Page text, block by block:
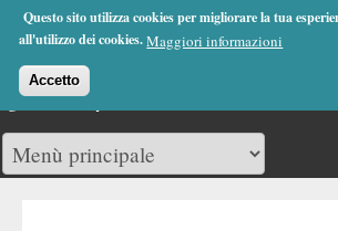
Questo sito utilizza cookies per migliorare la tua
all'utilizzo dei cookies.Maggiori informazioni
Accetto
Jump to Navigation